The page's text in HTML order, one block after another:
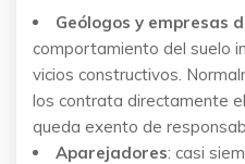
Geólogos y empresas
comportamiento del suelo
vicios constructivos.
los contrata directamente
queda exento de
Aparejadores: casi